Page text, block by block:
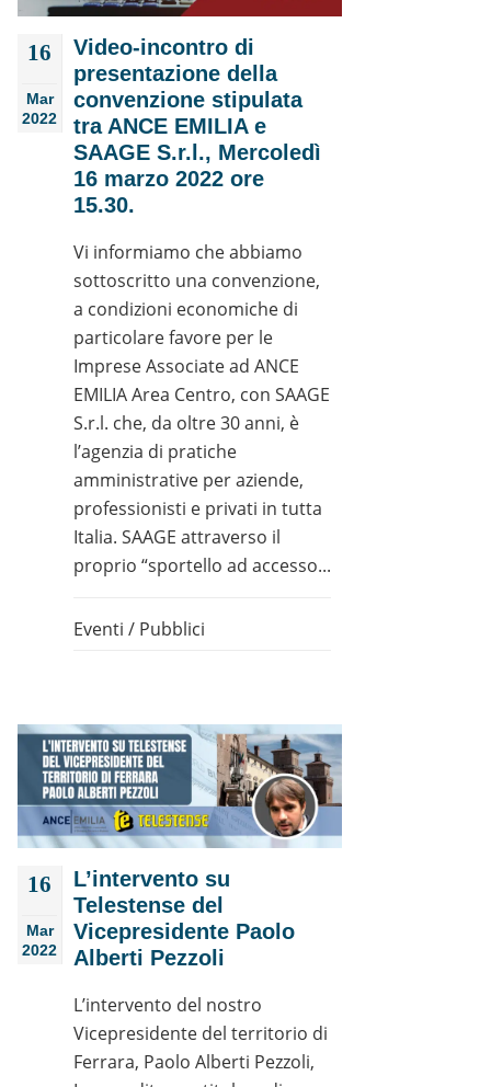
16
Mar
2022
Video-incontro di
presentazione della
convenzione stipulata
tra ANCE EMILIA e
SAAGE S.r.l., Mercoledì
16 marzo 2022 ore
15.30.
Vi informiamo che abbiamo
sottoscritto una convenzione,
a condizioni economiche di
particolare favore per le
Imprese Associate ad ANCE
EMILIA Area Centro, con SAAGE
S.r.l. che, da oltre 30 anni, è
l’agenzia di pratiche
amministrative per aziende,
professionisti e privati in tutta
Italia. SAAGE attraverso il
proprio “sportello ad accesso...
Eventi / Pubblici
16
Mar
2022
L’intervento su
Telestense del
Vicepresidente Paolo
Alberti Pezzoli
L’intervento del nostro
Vicepresidente del territorio di
Ferrara, Paolo Alberti Pezzoli,